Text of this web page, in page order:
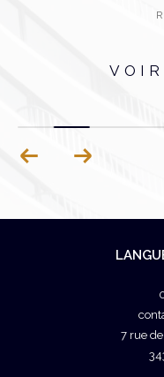
7 rue